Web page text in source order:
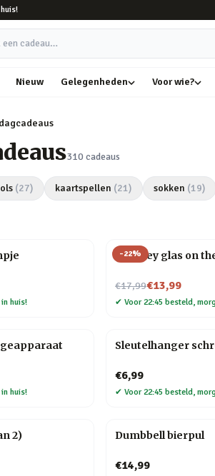
cadeau
Nieuw Gelegenheden Voor wie?
310 cadeaus
(27) kaartspellen (21) sokken (19)
huis!
-22%
Whiskey glas on
€17,99
Nu voor€13,99
✔ Voor 22:45 besteld,
huis!
Sleutelhanger
€6,99
✔ Voor 22:45 besteld,
2) Dumbbell bierpul
€14,99